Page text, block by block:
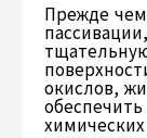
Прежде
окислов,